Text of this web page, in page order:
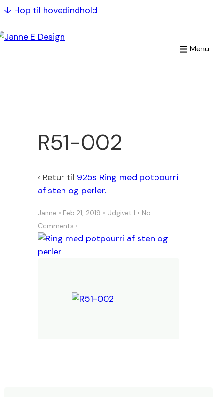
↓ Hop til hovedindhold
Menu
R51-002
‹ Retur til 925s Ring med potpourri
af sten og perler.
Janne • Feb 21, 2019 Udgivet I
No
Comments